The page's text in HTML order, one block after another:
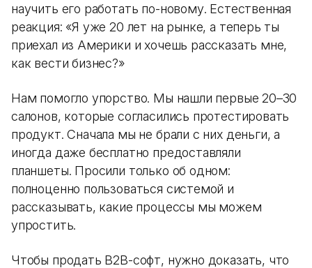
научить его работать по-новому. Естественная
реакция: «Я уже 20 лет на рынке, а теперь ты
приехал из Америки и хочешь рассказать мне,
как вести бизнес?»
Нам помогло упорство. Мы нашли первые 20–30
салонов, которые согласились протестировать
продукт. Сначала мы не брали с них деньги, а
иногда даже бесплатно предоставляли
планшеты. Просили только об одном:
полноценно пользоваться системой и
рассказывать, какие процессы мы можем
упростить.
Чтобы продать B2B-софт, нужно доказать, что